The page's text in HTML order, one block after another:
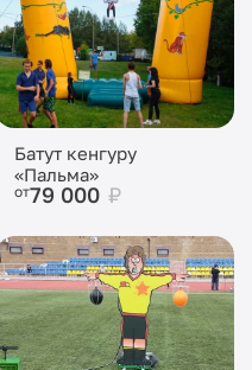
Батут кенгуру
«Пальма»
от79 000 ₽